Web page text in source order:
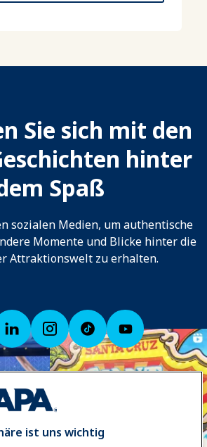
Sie sich mit den
hinter
Spaß
sozialen Medien, um authentische
Momente und Blicke hinter die
Attraktionswelt zu erhalten.
ist uns wichtig